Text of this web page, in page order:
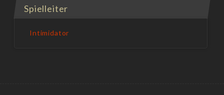
Spielleiter
Intimidator